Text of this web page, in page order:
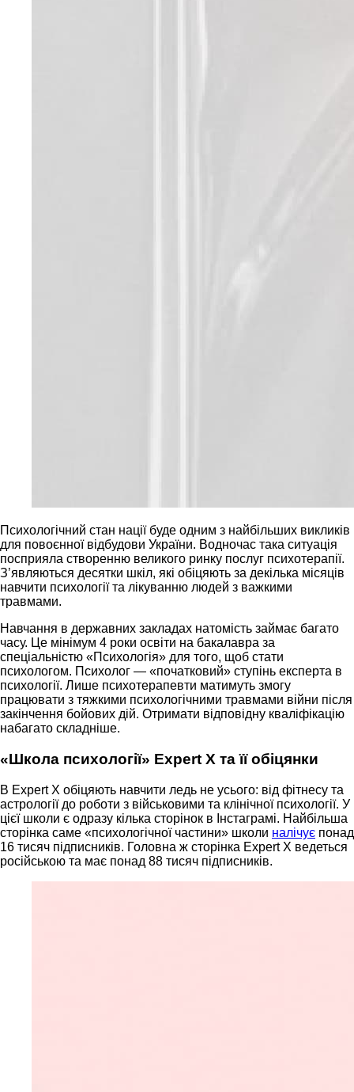
Психологічний стан нації буде одним з найбільших викликів
для повоєнної відбудови України. Водночас така ситуація
посприяла створенню великого ринку послуг психотерапії.
Зʼявляються десятки шкіл, які обіцяють за декілька місяців
навчити психології та лікуванню людей з важкими
травмами.
Навчання в державних закладах натомість займає багато
часу. Це мінімум 4 роки освіти на бакалавра за
спеціальністю «Психологія» для того, щоб стати
психологом. Психолог — «початковий» ступінь експерта в
психології. Лише психотерапевти матимуть змогу
працювати з тяжкими психологічними травмами війни після
закінчення бойових дій. Отримати відповідну кваліфікацію
набагато складніше.
«Школа психології» Expert X та її обіцянки
В Expert X обіцяють навчити ледь не усього: від фітнесу та
астрології до роботи з військовими та клінічної психології. У
цієї школи є одразу кілька сторінок в Інстаграмі. Найбільша
сторінка саме «психологічної частини» школи налічує понад
16 тисяч підписників. Головна ж сторінка Expert X ведеться
російською та має понад 88 тисяч підписників.